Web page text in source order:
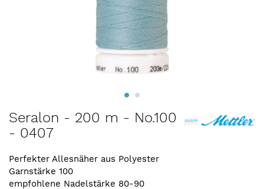
Anfang
der
springen
Seralon - 200 m - No.100
- 0407
Perfekter Allesnäher aus Polyester
Garnstärke 100
empfohlene Nadelstärke 80-90